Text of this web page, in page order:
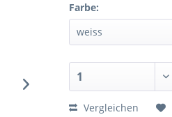
Farbe:
Vergleichen